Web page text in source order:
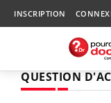
INSCRIPTION
QUESTION